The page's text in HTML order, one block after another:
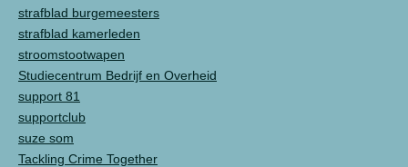
strafblad burgemeesters
strafblad kamerleden
stroomstootwapen
Studiecentrum Bedrijf en Overheid
support 81
supportclub
suze som
Tackling Crime Together